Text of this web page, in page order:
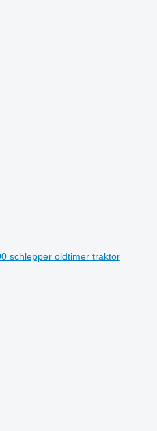
schlepper oldtimer traktor